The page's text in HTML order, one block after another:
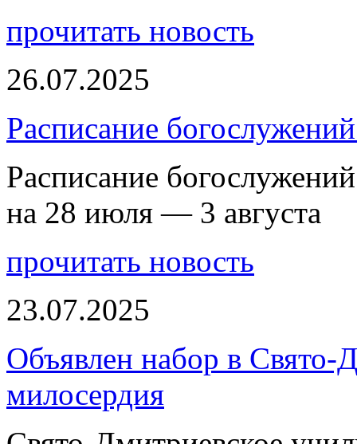
прочитать новость
26.07.2025
Расписание
Расписание
на 28 июля — 3 августа
прочитать новость
23.07.2025
Объявлен набор в Свято-
милосердия